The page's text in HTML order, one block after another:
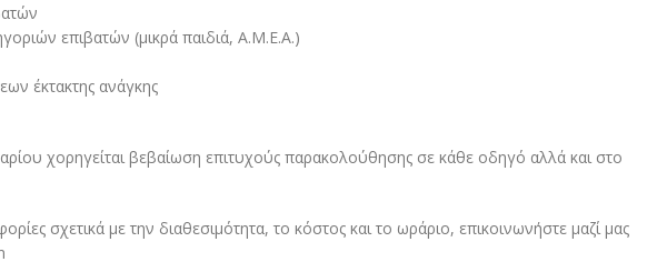
επιβατών (μικρά παιδιά, Α.Μ.Ε.Α.)
έκτακτης ανάγκης
χορηγείται βεβαίωση επιτυχούς παρακολούθησης σε κάθε οδηγό αλλά και στο
σχετικά με την διαθεσιμότητα, το κόστος και το ωράριο, επικοινωνήστε μαζί μας